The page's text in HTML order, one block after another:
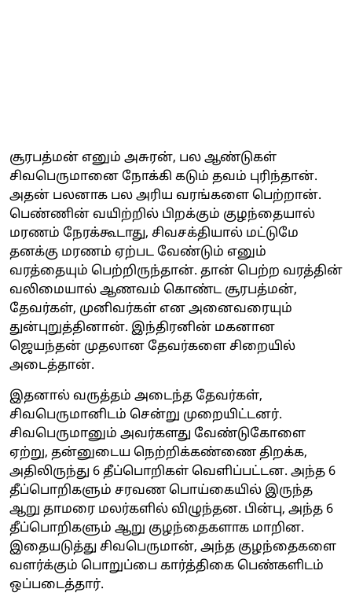
சூரபத்மன் எனும் அசுரன், பல ஆண்டுகள்
சிவபெருமானை நோக்கி கடும் தவம் புரிந்தான்.
அதன் பலனாக பல அரிய வரங்களை பெற்றான்.
பெண்ணின் வயிற்றில் பிறக்கும் குழந்தையால்
மரணம் நேரக்கூடாது, சிவசக்தியால் மட்டுமே
தனக்கு மரணம் ஏற்பட வேண்டும் எனும்
வரத்தையும் பெற்றிருந்தான். தான் பெற்ற வரத்தின்
வலிமையால் ஆணவம் கொண்ட சூரபத்மன்,
தேவர்கள், முனிவர்கள் என அனைவரையும்
துன்புறுத்தினான். இந்திரனின் மகனான
ஜெயந்தன் முதலான தேவர்களை சிறையில்
அடைத்தான்.
இதனால் வருத்தம் அடைந்த தேவர்கள்,
சிவபெருமானிடம் சென்று முறையிட்டனர்.
சிவபெருமானும் அவர்களது வேண்டுகோளை
ஏற்று, தன்னுடைய நெற்றிக்கண்ணை திறக்க,
அதிலிருந்து 6 தீப்பொறிகள் வெளிப்பட்டன. அந்த 6
தீப்பொறிகளும் சரவண பொய்கையில் இருந்த
ஆறு தாமரை மலர்களில் விழுந்தன. பின்பு, அந்த 6
தீப்பொறிகளும் ஆறு குழந்தைகளாக மாறின.
இதையடுத்து சிவபெருமான், அந்த குழந்தைகளை
வளர்க்கும் பொறுப்பை கார்த்திகை பெண்களிடம்
ஒப்படைத்தார்.